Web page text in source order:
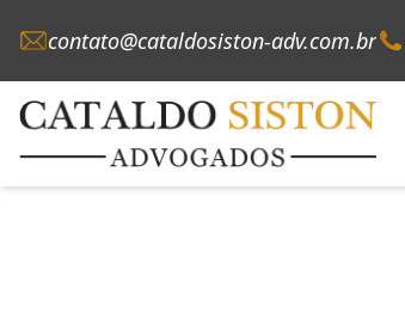
contato@cataldosiston-adv.com.br